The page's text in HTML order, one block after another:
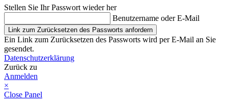
Stellen Sie Ihr Passwort wieder her
Benutzername oder E-Mail
Link zum Zurücksetzen des Passworts anfordern
Ein Link zum Zurücksetzen des Passworts wird per E-Mail an Sie
gesendet.
Datenschutzerklärung
Zurück zu
Anmelden
×
Close Panel